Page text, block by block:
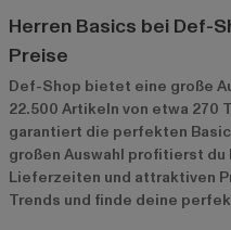
Herren Basics bei Def-
Preise
Def-Shop bietet eine große
22.500 Artikeln von etwa 270
garantiert die perfekten
großen Auswahl profitierst
Lieferzeiten und attraktiven
Trends und finde deine